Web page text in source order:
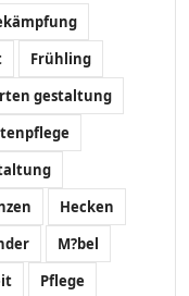
Frühling
gestaltung
Hecken
M?bel
Pflege